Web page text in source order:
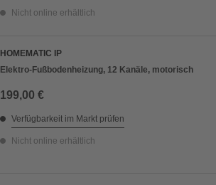
Nicht online erhältlich
HOMEMATIC IP
Elektro-Fußbodenheizung, 12 Kanäle, motorisch
199,00 €
Verfügbarkeit im Markt prüfen
Nicht online erhältlich